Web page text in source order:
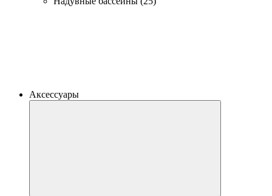
Аксессуары